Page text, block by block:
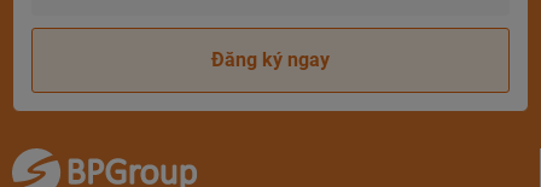
Phòng Spa
Sau một ngày di chuyển vui chơi tham quan, cơ thể bạn
Đăng ký ngay